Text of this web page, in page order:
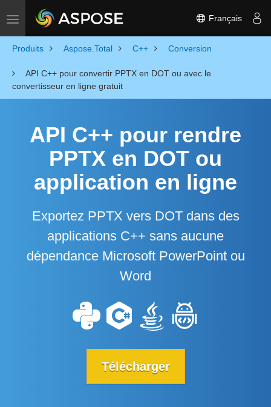
Toggle navigation Français
Produits Aspose.Total C++ Conversion
API C++ pour convertir PPTX en DOT ou avec le
convertisseur en ligne gratuit
API C++ pour rendre
PPTX en DOT ou
application en ligne
Exportez PPTX vers DOT dans des
applications C++ sans aucune
dépendance Microsoft PowerPoint ou
Word
Télécharger